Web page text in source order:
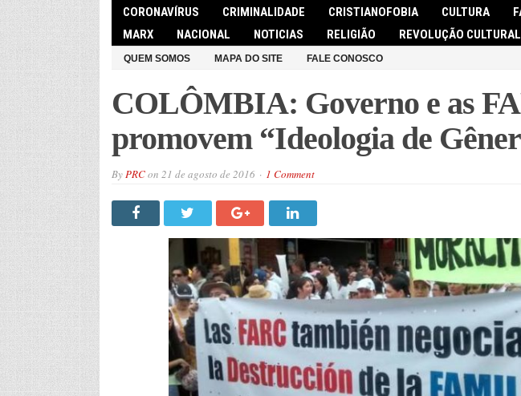
CORONAVÍRUS
CRIMINALIDADE CRISTIANOFOBIA CULTURA
MARX
NACIONAL NOTICIAS RELIGIÃO REVOLUÇÃO CULTURAL
QUEM SOMOS MAPA DO SITE FALE CONOSCO
COLÔMBIA: Governo e as
promovem “Ideologia de
ByPRCon 21 de agosto de 2016 1 Comment